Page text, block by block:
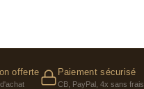
offerte Paiement sécurisé
CB, PayPal, 4x sans frais